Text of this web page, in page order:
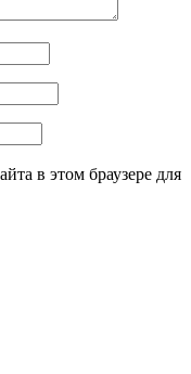
в этом браузере для